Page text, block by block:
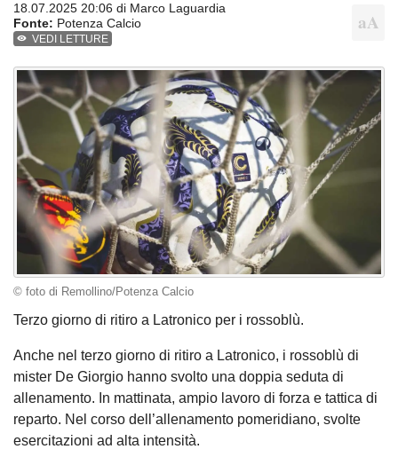
18.07.2025 20:06 di Marco Laguardia
Fonte: Potenza Calcio
VEDI LETTURE
© foto di Remollino/Potenza Calcio
Terzo giorno di ritiro a Latronico per i rossoblù.
Anche nel terzo giorno di ritiro a Latronico, i rossoblù di
mister De Giorgio hanno svolto una doppia seduta di
allenamento. In mattinata, ampio lavoro di forza e tattica di
reparto. Nel corso dell’allenamento pomeridiano, svolte
esercitazioni ad alta intensità.